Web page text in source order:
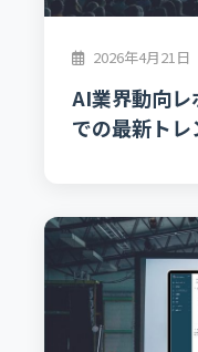
2026年4月21日
AI業界動向
での最新ト